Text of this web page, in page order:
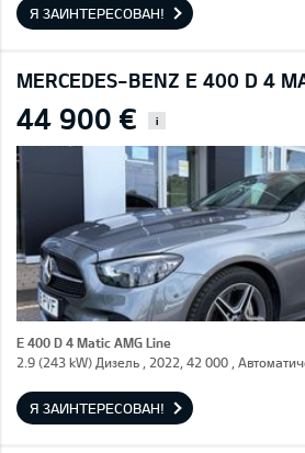
Я ЗАИНТЕРЕСОВАН!
MERCEDES-BENZ E 400 D 4
44 900 € i
E 400 D 4 Matic AMG Line
2.9 (243 kW) Дизель , 2022, 42 000 ,
Я ЗАИНТЕРЕСОВАН!